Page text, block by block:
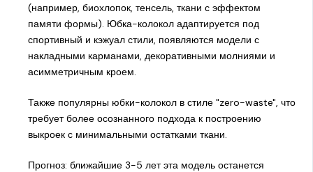
(например, биохлопок, тенсель, ткани с эффектом
памяти формы). Юбка-колокол адаптируется под
спортивный и кэжуал стили, появляются модели с
накладными карманами, декоративными молниями и
асимметричным кроем.
Также популярны юбки-колокол в стиле "zero-waste", что
требует более осознанного подхода к построению
выкроек с минимальными остатками ткани.
Прогноз: ближайшие 3-5 лет эта модель останется